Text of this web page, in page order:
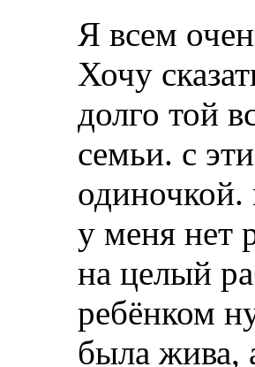
Я всем
Хочу
долго той
семьи. с
одиночкой.
у меня нет
на целый
ребёнком
была жива,